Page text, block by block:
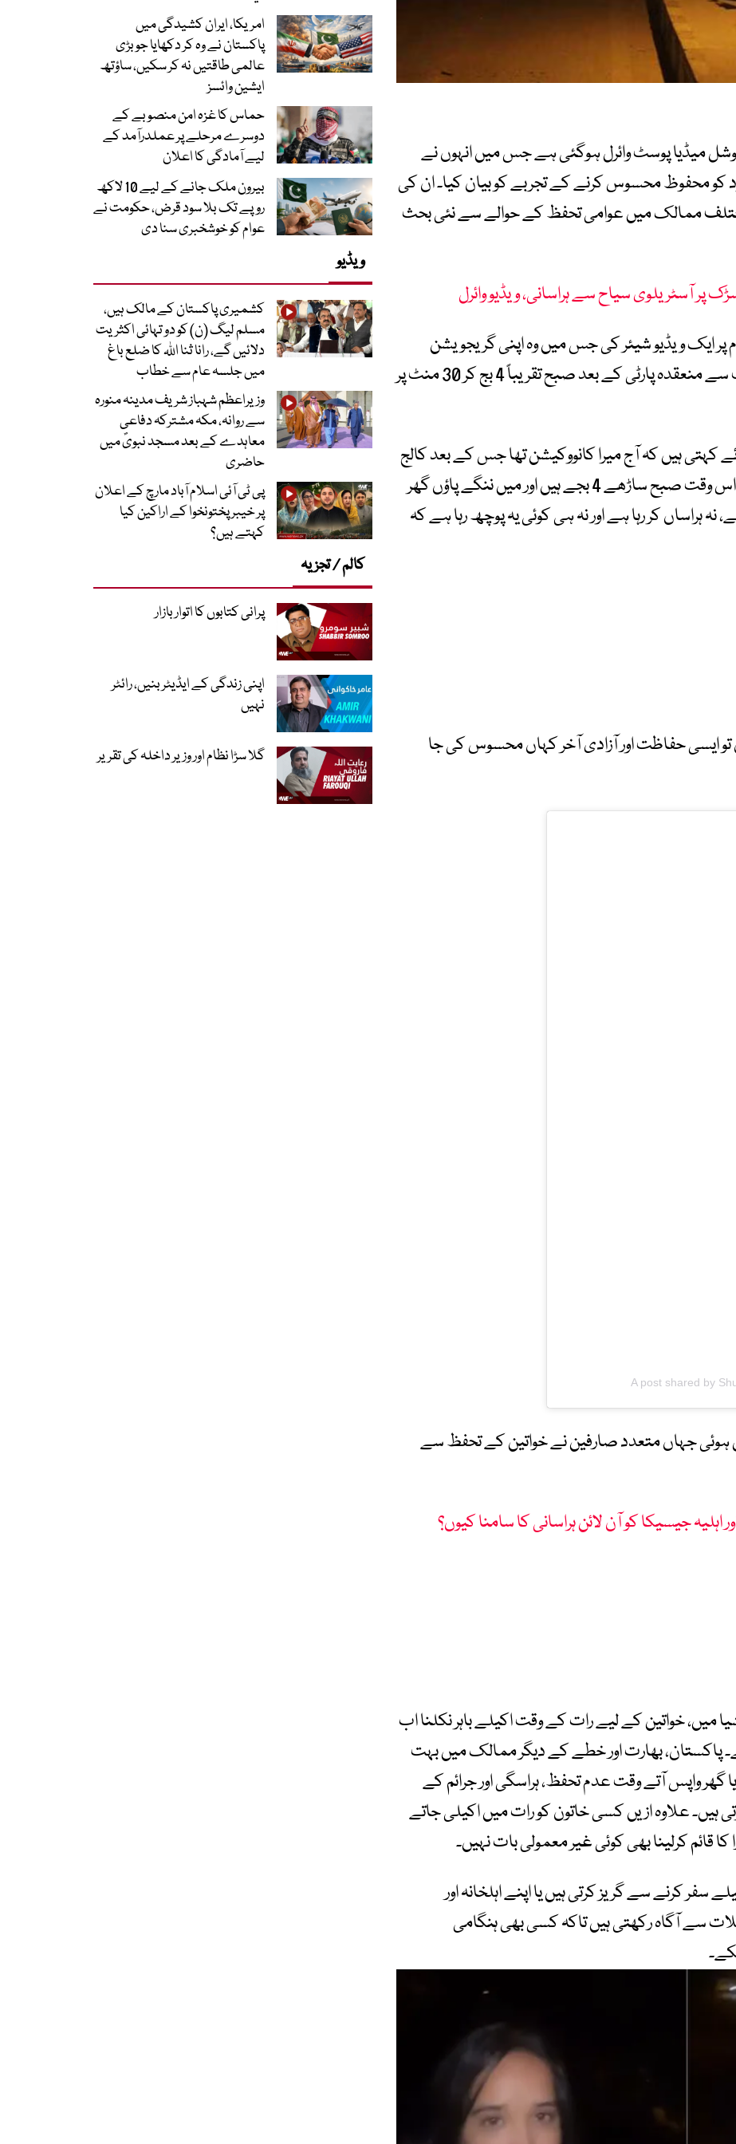
میڈیا پوسٹ وائرل ہوگئی ہے جس میں انہوں نے
کو محفوظ محسوس کرنے کے تجربے کو بیان کیا۔ ان کی
مختلف ممالک میں عوامی تحفظ کے حوالے سے نئی بحث
پر آسٹریلوی سیاح سے ہراسانی، ویڈیو وائرل
پر ایک ویڈیو شیئر کی جس میں وہ اپنی گریجویشن
(کانووکیشن) کی تقریب اور کالج کی جانب سے منعقدہ پارٹی کے بعد صبح تقریباً 4 بج کر 30 منٹ پر
کہتی ہیں کہ آج میرا کانووکیشن تھا جس کے بعد کالج
نے ہمارے لیے ایک پارٹی کا اہتمام کیا۔ اس وقت صبح ساڑھے 4 بجے ہیں اور میں ننگے پاؤں گھر
ہراساں کر رہا ہے اور نہ ہی کوئی یہ پوچھ رہا ہے کہ
تو ایسی حفاظت اور آزادی آخر کہاں محسوس کی جا
A post shared by
ہوئی جہاں متعدد صارفین نے خواتین کے تحفظ سے
اہلیہ جیسیکا کو آن لائن ہراسانی کا سامنا کیوں؟
خواتین کے لیے رات کے وقت اکیلے باہر نکلنا اب
بھارت اور خطے کے دیگر ممالک میں بہت
گھر واپس آتے وقت عدم تحفظ، ہراسگی اور جرائم کے
علاوہ ازیں کسی خاتون کو رات میں اکیلی جاتے
کرلینا بھی کوئی غیر معمولی بات نہیں۔
کرنے سے گریز کرتی ہیں یا اپنے اہلخانہ اور
سے آگاہ رکھتی ہیں تاکہ کسی بھی ہنگامی
امریکا، ایران کشیدگی میں
پاکستان نے وہ کر دکھایا جو بڑی
عالمی طاقتیں نہ کر سکیں، ساؤتھ
ایشین وائسز
حماس کا غزہ امن منصوبے کے
دوسرے مرحلے پر عملدرآمد کے
لیے آمادگی کا اعلان
بیرون ملک جانے کے لیے 10 لاکھ
روپے تک بلا سود قرض، حکومت نے
عوام کو خوشخبری سنا دی
ویڈیو
کشمیری پاکستان کے مالک ہیں،
مسلم لیگ (ن) کو دو تہائی اکثریت
دلائیں گے، رانا ثنا اللہ کا ضلع باغ
میں جلسہ عام سے خطاب
وزیراعظم شہباز شریف مدینہ منورہ
سے روانہ، مکہ مشترکہ دفاعی
معاہدے کے بعد مسجد نبویؐ میں
حاضری
پی ٹی آئی اسلام آباد مارچ کے اعلان
پر خیبر پختونخوا کے اراکین کیا
کہتے ہیں؟
کالم / تجزیہ
پرانی کتابوں کا اتوار بازار
اپنی زندگی کے ایڈیٹر بنیں، رائٹر
نہیں
گلا سڑا نظام اور وزیر داخلہ کی تقریر